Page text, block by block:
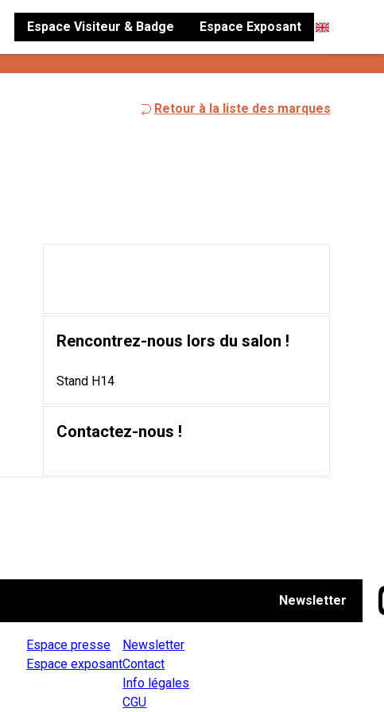
Espace Exposant
Espace Visiteur & Badge
Retour à la liste des marques
Rencontrez-nous lors du salon !
Stand H14
Contactez-nous !
Newsletter
Espace presse
Espace exposant
Newsletter
Contact
Info légales
CGU